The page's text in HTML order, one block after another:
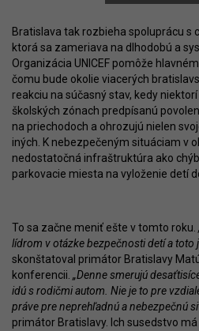
Bratislava tak rozbieha spoluprácu s
ktorá sa zameriava na dlhodobú a
Organizácia UNICEF pomôže
čomu bude okolie viacerých
reakciu na súčasný stav, kedy
školských zónach predpísanú
na priechodoch a ohrozujú nielen
iných. K nebezpečeným situáciam v
nedostatočná infraštruktúra ako
parkovacie miesta na vyloženie detí
To sa začne meniť ešte v tomto roku.
lídrom v otázke bezpečnosti detí a toto
skonštatoval primátor Bratislavy
konferencii. „Denne smerujú
idú s rodičmi autom. Nie je to pre
práve pre neprehľadnú a nebezpečnú
primátor Bratislavy. Ich susedstvo